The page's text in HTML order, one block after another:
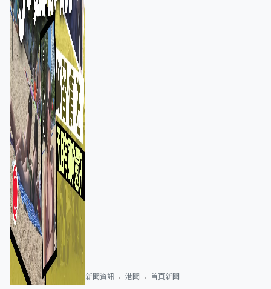
新聞資訊 港聞 首頁新聞